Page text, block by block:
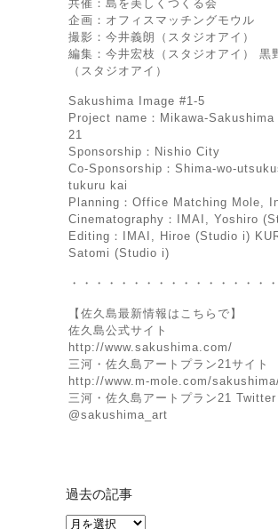
共催：島を美しくつくる会
企画：オフィスマッチングモウル
撮影：今井義朗（スタジオアイ）
編集：今井宏枝（スタジオアイ） 黒
（スタジオアイ）
Sakushima Image #1-5
Project name：Mikawa-
21
Sponsorship：Nishio City
Co-Sponsorship：Shima-wo-
tuku­ru kai
Planning：Office Matching Mole,
Cinematography：IMAI, Yoshiro
Editing：IMAI, Hiroe (Studio i)
Satomi (Studio i)
・・・・・・・・・・・・・・・・
【佐久島最新情報はこちらで】
佐久島公式サイト
http://www.sakushima.com/
三河・佐久島アートプラン21サイト
http://www.m-mole.com/
三河・佐久島アートプラン21 Twitter
@sakushima_art
過去の記事
過